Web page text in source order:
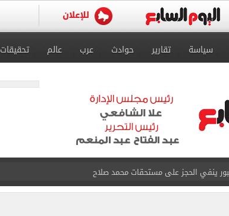
سياسة تقارير حوادث عرب عالم تحقيقات
ينفي الحجز على مستحقات محمد صلاح
يخسر أمام إسبانيا 27 - 26 فى نصف نهائى بطولة العالم